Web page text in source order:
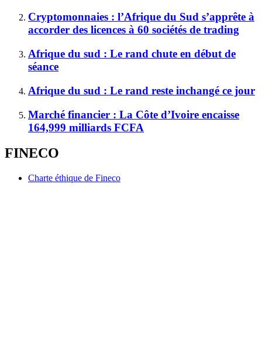
Cryptomonnaies : l’Afrique du Sud s’apprête à
accorder des licences à 60 sociétés de trading
Afrique du sud : Le rand chute en début de
séance
Afrique du sud : Le rand reste inchangé ce jour
Marché financier : La Côte d’Ivoire encaisse
164,999 milliards FCFA
FINECO
Charte éthique de Fineco